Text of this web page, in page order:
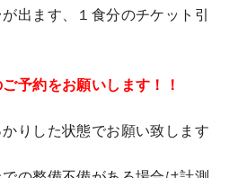
出ます、１食分のチケット引
予約をお願いします！！
りした状態でお願い致します